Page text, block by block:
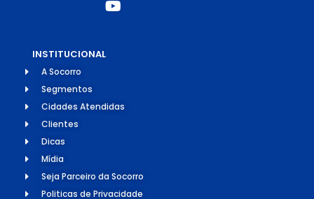
INSTITUCIONAL
A Socorro
Segmentos
Cidades Atendidas
Clientes
Dicas
Mídia
Seja Parceiro da Socorro
Politicas de Privacidade